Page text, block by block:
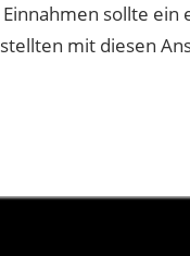
sollte
mit diesen